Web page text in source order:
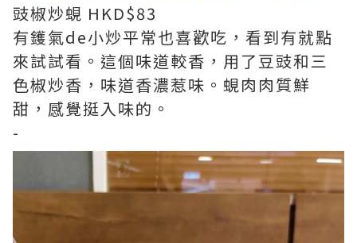
豉椒炒蜆 HKD$83
有鑊氣de小炒平常也喜歡吃，看到有就點
來試試看。這個味道較香，用了豆豉和三
色椒炒香，味道香濃惹味。蜆肉肉質鮮
甜，感覺挺入味的。
-